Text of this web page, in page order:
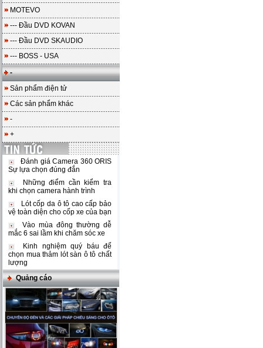
MOTEVO
--- Đầu DVD KOVAN
--- Đầu DVD SKAUDIO
--- BOSS - USA
-
Sản phẩm điện tử
Các sản phẩm khác
-
+
Đánh giá Camera 360 ORIS
Sự lựa chọn đúng đắn
Những điểm cần kiểm tra
khi chọn camera hành trình
Lót cốp da ô tô cao cấp bảo
vệ toàn diện cho cốp xe của bạn
Vào mùa đông thường dễ
mắc 6 sai lầm khi chăm sóc xe
Kinh nghiệm quý báu để
chọn mua thảm lót sàn ô tô chất
lượng
Quảng cáo